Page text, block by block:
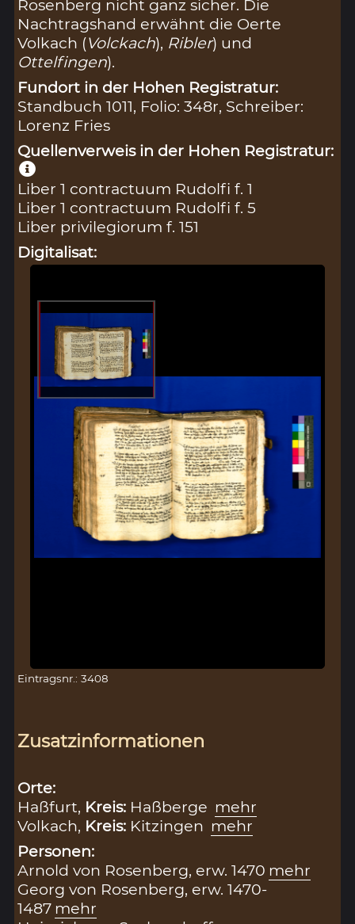
Rosenberg nicht ganz sicher. Die
Nachtragshand erwähnt die Oerte
Volkach (Volckach), Ribler) und
Ottelfingen).
Fundort in der Hohen Registratur:
Standbuch 1011, Folio: 348r, Schreiber:
Lorenz Fries
Quellenverweis in der Hohen Registratur:
Liber 1 contractuum Rudolfi f. 1
Liber 1 contractuum Rudolfi f. 5
Liber privilegiorum f. 151
Digitalisat:
Eintragsnr.: 3408
Zusatzinformationen
Orte:
Haßfurt, Kreis: Haßberge mehr
Volkach, Kreis: Kitzingen mehr
Personen:
Arnold von Rosenberg, erw. 1470 mehr
Georg von Rosenberg, erw. 1470-
1487 mehr